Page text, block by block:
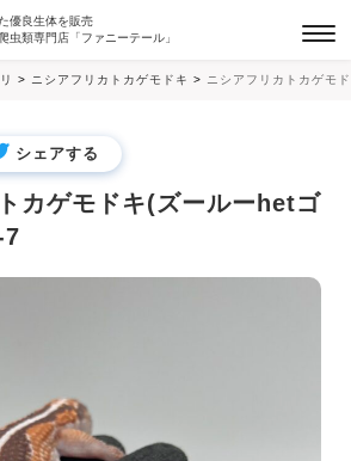
優良生体を販売
虫類専門店「ファニーテール」
> ニシアフリカトカゲモドキ > ニシアフリカトカゲモ
シェアする
カゲモドキ(ズールーhetゴ
7